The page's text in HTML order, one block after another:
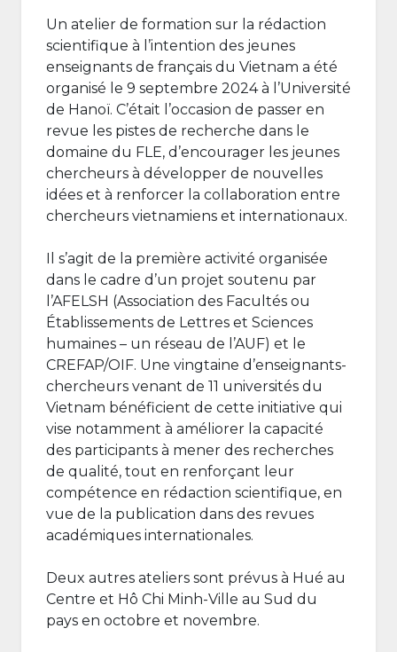
Un atelier de formation sur la rédaction
scientifique à l’intention des jeunes
enseignants de français du Vietnam a été
organisé le 9 septembre 2024 à l’Université
de Hanoï. C’était l’occasion de passer en
revue les pistes de recherche dans le
domaine du FLE, d’encourager les jeunes
chercheurs à développer de nouvelles
idées et à renforcer la collaboration entre
chercheurs vietnamiens et internationaux.
Il s’agit de la première activité organisée
dans le cadre d’un projet soutenu par
l’AFELSH (Association des Facultés ou
Établissements de Lettres et Sciences
humaines – un réseau de l’AUF) et le
CREFAP/OIF. Une vingtaine d’enseignants-
chercheurs venant de 11 universités du
Vietnam bénéficient de cette initiative qui
vise notamment à améliorer la capacité
des participants à mener des recherches
de qualité, tout en renforçant leur
compétence en rédaction scientifique, en
vue de la publication dans des revues
académiques internationales.
Deux autres ateliers sont prévus à Hué au
Centre et Hô Chi Minh-Ville au Sud du
pays en octobre et novembre.